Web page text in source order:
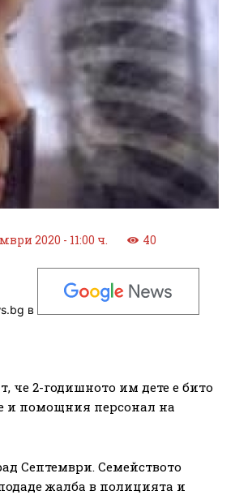
2020 - 11:00 ч. 40
в
че 2-годишното им дете е бито
и помощния персонал на
Септември. Семейството
жалба в полицията и